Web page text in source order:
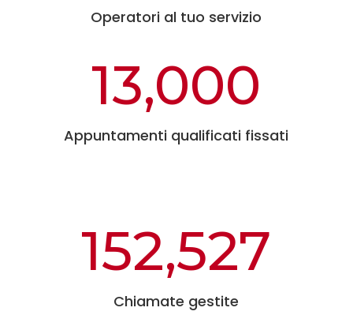
Operatori al tuo servizio
13,000
Appuntamenti qualificati fissati
152,527
Chiamate gestite